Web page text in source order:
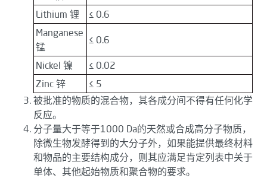
Lithium 锂
≤ 0.6
Manganese
锰
≤ 0.6
Nickel 镍
≤ 0.02
Zinc 锌
≤ 5
被批准的物质的混合物，其各成分间不得有任何化学
反应。
分子量大于等于1000 Da的天然或合成高分子物质，
除微生物发酵得到的大分子外，如果能提供最终材料
和物品的主要结构成分，则其应满足肯定列表中关于
单体、其他起始物质和聚合物的要求。